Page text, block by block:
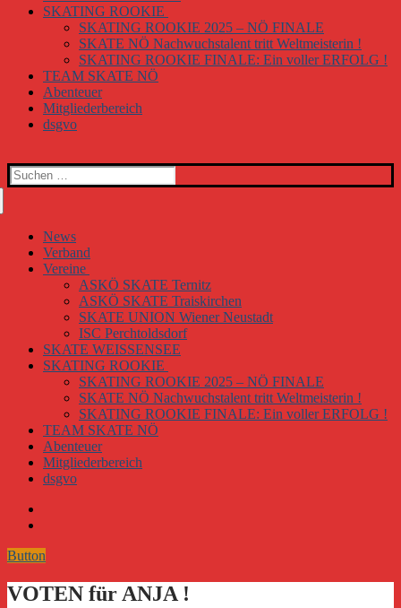
SKATING ROOKIE
SKATING ROOKIE 2025 – NÖ FINALE
SKATE NÖ Nachwuchstalent tritt Weltmeisterin !
SKATING ROOKIE FINALE: Ein voller ERFOLG !
TEAM SKATE NÖ
Abenteuer
Mitgliederbereich
dsgvo
Suchen
nach:
News
Verband
Vereine
ASKÖ SKATE Ternitz
ASKÖ SKATE Traiskirchen
SKATE UNION Wiener Neustadt
ISC Perchtoldsdorf
SKATE WEISSENSEE
SKATING ROOKIE
SKATING ROOKIE 2025 – NÖ FINALE
SKATE NÖ Nachwuchstalent tritt Weltmeisterin !
SKATING ROOKIE FINALE: Ein voller ERFOLG !
TEAM SKATE NÖ
Abenteuer
Mitgliederbereich
dsgvo
Button
VOTEN für ANJA !